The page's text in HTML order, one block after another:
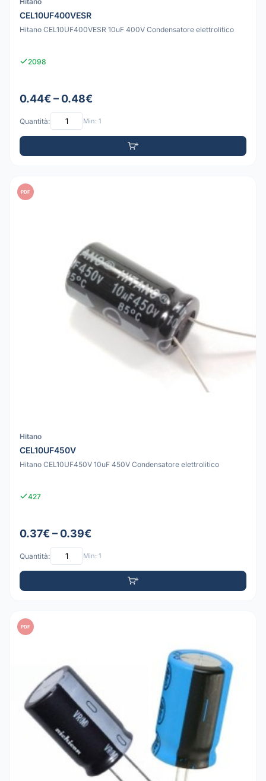
CEL10UF400VESR
Hitano CEL10UF400VESR 10uF 400V Condensatore elettrolitico
2098
0.44€ – 0.48€
Quantità: Min: 1
PDF
Hitano
CEL10UF450V
Hitano CEL10UF450V 10uF 450V Condensatore elettrolitico
427
0.37€ – 0.39€
Quantità: Min: 1
PDF